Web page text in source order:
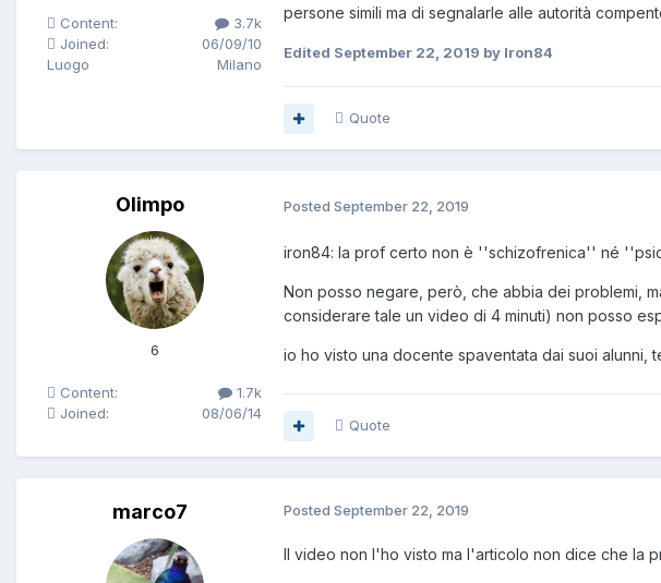
Content:
3.7k
Joined:
06/09/10
Luogo
Milano
persone simili ma di segnalarle alle autorità
Edited September 22, 2019 by Iron84
Quote
Olimpo
6
Content:
1.7k
Joined:
08/06/14
Posted September 22, 2019
iron84: la prof certo non è ''schizofrenica'' né
Non posso negare, però, che abbia dei problemi,
considerare tale un video di 4 minuti) non posso
io ho visto una docente spaventata dai suoi alunni,
Quote
marco7 Posted September 22, 2019
Il video non l'ho visto ma l'articolo non dice che la